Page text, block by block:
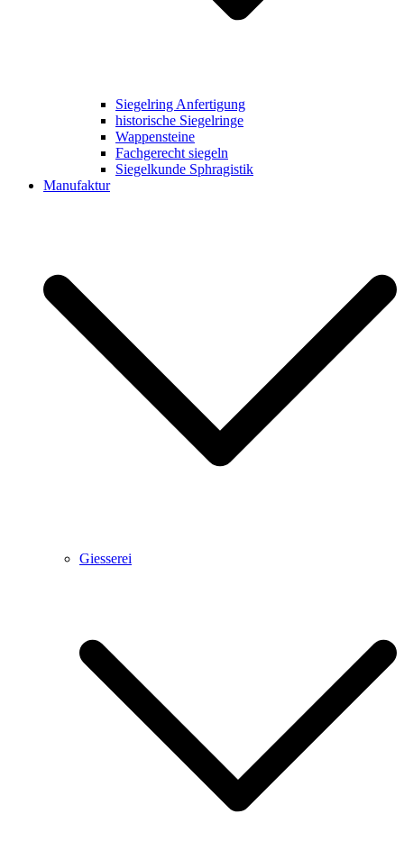
Siegelring Anfertigung
historische Siegelringe
Wappensteine
Fachgerecht siegeln
Siegelkunde Sphragistik
Manufaktur
Giesserei